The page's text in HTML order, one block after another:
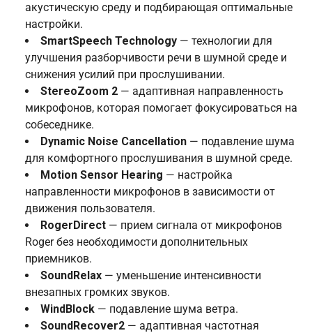
акустическую среду и подбирающая оптимальные
настройки.
SmartSpeech Technology — технологии для
улучшения разборчивости речи в шумной среде и
снижения усилий при прослушивании.
StereoZoom 2 — адаптивная направленность
микрофонов, которая помогает фокусироваться на
собеседнике.
Dynamic Noise Cancellation — подавление шума
для комфортного прослушивания в шумной среде.
Motion Sensor Hearing — настройка
направленности микрофонов в зависимости от
движения пользователя.
RogerDirect — прием сигнала от микрофонов
Roger без необходимости дополнительных
приемников.
SoundRelax — уменьшение интенсивности
внезапных громких звуков.
WindBlock — подавление шума ветра.
SoundRecover2 — адаптивная частотная